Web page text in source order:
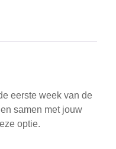
eerste week van de
samen met jouw
optie.